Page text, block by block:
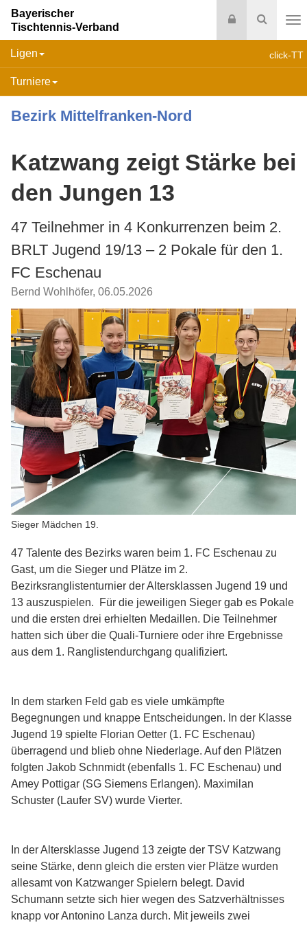
Suche
Login
Bayerischer
Tischtennis-Verband
click-TT
Ligen
Turniere
Bezirk Mittelfranken-Nord
Katzwang zeigt Stärke bei
den Jungen 13
47 Teilnehmer in 4 Konkurrenzen beim 2.
BRLT Jugend 19/13 – 2 Pokale für den 1.
FC Eschenau
Bernd Wohlhöfer, 06.05.2026
Sieger Mädchen 19.
47 Talente des Bezirks waren beim 1. FC Eschenau zu
Gast, um die Sieger und Plätze im 2.
Bezirksranglistenturnier der Altersklassen Jugend 19 und
13 auszuspielen. Für die jeweiligen Sieger gab es Pokale
und die ersten drei erhielten Medaillen. Die Teilnehmer
hatten sich über die Quali-Turniere oder ihre Ergebnisse
aus dem 1. Ranglistendurchgang qualifiziert.
In dem starken Feld gab es viele umkämpfte
Begegnungen und knappe Entscheidungen. In der Klasse
Jugend 19 spielte Florian Oetter (1. FC Eschenau)
überragend und blieb ohne Niederlage. Auf den Plätzen
folgten Jakob Schnmidt (ebenfalls 1. FC Eschenau) und
Amey Pottigar (SG Siemens Erlangen). Maximilan
Schuster (Laufer SV) wurde Vierter.
In der Altersklasse Jugend 13 zeigte der TSV Katzwang
seine Stärke, denn gleich die ersten vier Plätze wurden
allesamt von Katzwanger Spielern belegt. David
Schumann setzte sich hier wegen des Satzverhältnisses
knapp vor Antonino Lanza durch. Mit jeweils zwei